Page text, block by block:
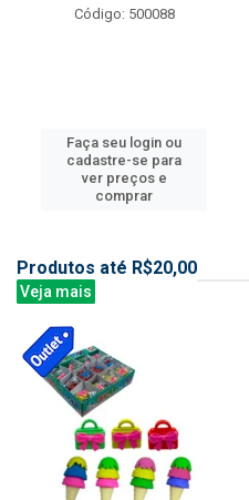
Código: 500088
Faça seu login ou
cadastre-se para
ver preços e
comprar
Produtos até R$20,00
Veja mais